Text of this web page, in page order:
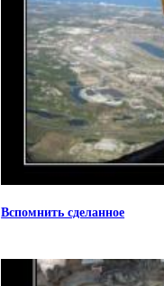
Вспомнить сделанное